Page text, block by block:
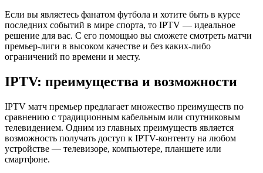
Если вы являетесь фанатом футбола и хотите быть в курсе
последних событий в мире спорта, то IPTV — идеальное
решение для вас. С его помощью вы сможете смотреть матчи
премьер-лиги в высоком качестве и без каких-либо
ограничений по времени и месту.
IPTV: преимущества и возможности
IPTV матч премьер предлагает множество преимуществ по
сравнению с традиционным кабельным или спутниковым
телевидением. Одним из главных преимуществ является
возможность получать доступ к IPTV-контенту на любом
устройстве — телевизоре, компьютере, планшете или
смартфоне.